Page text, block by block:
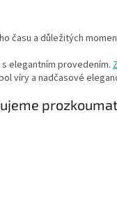
času a důležitých
elegantním provedením.
víry a nadčasové